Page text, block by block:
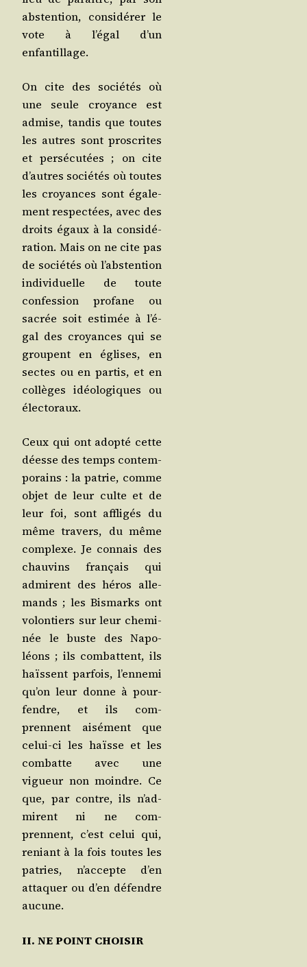
abs­ten­tion, consi­dé­rer le
vote à l’é­gal d’un
enfantillage.
On cite des socié­tés où
une seule croyance est
admise, tan­dis que toutes
les autres sont pros­crites
et per­sé­cu­tées ; on cite
d’autres socié­tés où toutes
les croyances sont éga­le­
ment res­pec­tées, avec des
droits égaux à la consi­dé­
ra­tion. Mais on ne cite pas
de socié­tés où l’abs­ten­tion
indi­vi­duelle de toute
confes­sion pro­fane ou
sacrée soit esti­mée à l’é­
gal des croyances qui se
groupent en églises, en
sectes ou en par­tis, et en
col­lèges idéo­lo­giques ou
électoraux.
Ceux qui ont adop­té cette
déesse des temps contem­
po­rains : la patrie, comme
objet de leur culte et de
leur foi, sont affli­gés du
même tra­vers, du même
com­plexe. Je connais des
chau­vins fran­çais qui
admirent des héros alle­
mands ; les Bis­marks ont
volon­tiers sur leur che­mi­
née le buste des Napo­
léons ; ils com­battent, ils
haïssent par­fois, l’en­ne­mi
qu’on leur donne à pour­
fendre, et ils com­
prennent aisé­ment que
celui-ci les haïsse et les
com­batte avec une
vigueur non moindre. Ce
que, par contre, ils n’ad­
mirent ni ne com­
prennent, c’est celui qui,
reniant à la fois toutes les
patries, n’ac­cepte d’en
atta­quer ou d’en défendre
aucune.
II. NE POINT CHOISIR